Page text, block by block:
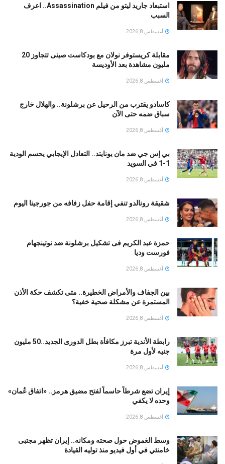
استبعاد جاريد ليتو من فيلم Assassination.. اعرف
السبب
أغسطس 8, 2026
مقابلة كريستوفر نولان مع بودكاست صينى تتجاوز 20
مليون مشاهدة بعد الأوديسة
أغسطس 8, 2026
كاسادو يقترب من الرحيل عن برشلونة.. والهلال خارج
سباق ضمه حتى الآن
أغسطس 8, 2026
بي إس جي ضد مان يونايتد.. التعادل الإيجابي يحسم الودية
1-1 في السويد
أغسطس 8, 2026
شقيقة رونالدو تنفي إقامة حفل زفافه من جورجينا اليوم
أغسطس 8, 2026
حمزة عبد الكريم فى تشكيل برشلونة ضد نوتينجهام
فورست وديا
أغسطس 8, 2026
بين الجفاف والأمراض الخطيرة.. متى تكشف حكة الأذن
المستمرة عن مشكلة صحية خفية؟
أغسطس 8, 2026
رابطة الأندية تبرز مكافأة بطل الدورى الجديد..50 مليون
جنيه لأول مرة
أغسطس 8, 2026
إيران تضع شرطاً حاسماً لفتح مضيق هرمز.. «اتفاق عُمان»
وحده لا يكفي
أغسطس 8, 2026
وسط الغموض حول صحته ومكانه.. إيران تظهر مجتبى
خامنئي في أول فيديو منذ توليه القيادة